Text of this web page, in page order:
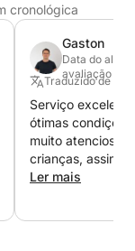
cronológica
Gaston
Data do
avaliação 06/
Traduzido de
Serviço
ótimas
muito atencioso
crianças, assim
comunicação
Ler mais